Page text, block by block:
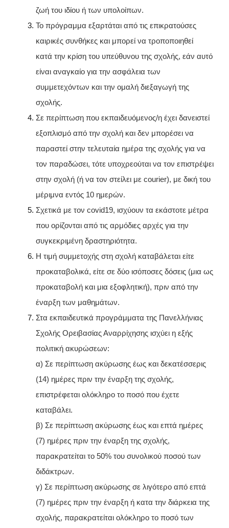
ζωή του ιδίου ή των υπολοίπων.
Το πρόγραμμα εξαρτάται από τις επικρατούσες
καιρικές συνθήκες και μπορεί να τροποποιηθεί
κατά την κρίση του υπεύθυνου της σχολής, εάν αυτό
είναι αναγκαίο για την ασφάλεια των
συμμετεχόντων και την ομαλή διεξαγωγή της
σχολής.
Σε περίπτωση που εκπαιδευόμενος/η έχει δανειστεί
εξοπλισμό από την σχολή και δεν μπορέσει να
παραστεί στην τελευταία ημέρα της σχολής για να
τον παραδώσει, τότε υποχρεούται να τον επιστρέψει
στην σχολή (ή να τον στείλει με courier), με δική του
μέριμνα εντός 10 ημερών.
Σχετικά με τον covid19, ισχύουν τα εκάστοτε μέτρα
που ορίζονται από τις αρμόδιες αρχές για την
συγκεκριμένη δραστηριότητα.
Η τιμή συμμετοχής στη σχολή καταβάλεται είτε
προκαταβολικά, είτε σε δύο ισόποσες δόσεις (μια ως
προκαταβολή και μια εξοφλητική), πριν από την
έναρξη των μαθημάτων.
Στα εκπαιδευτικά προγράμματα της Πανελλήνιας
Σχολής Ορειβασίας Αναρρίχησης ισχύει η εξής
πολιτική ακυρώσεων:
α) Σε περίπτωση ακύρωσης έως και δεκατέσσερις
(14) ημέρες πριν την έναρξη της σχολής,
επιστρέφεται ολόκληρο το ποσό που έχετε
καταβάλει.
β) Σε περίπτωση ακύρωσης έως και επτά ημέρες
(7) ημέρες πριν την έναρξη της σχολής,
παρακρατείται το 50% του συνολικού ποσού των
διδάκτρων.
γ) Σε περίπτωση ακύρωσης σε λιγότερο από επτά
(7) ημέρες πριν την έναρξη ή κατα την διάρκεια της
σχολής, παρακρατείται ολόκληρο το ποσό των